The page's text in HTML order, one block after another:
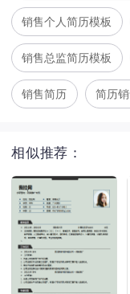
销售个人简历模板
销售总监简历模板
销售简历 简历
相似推荐：